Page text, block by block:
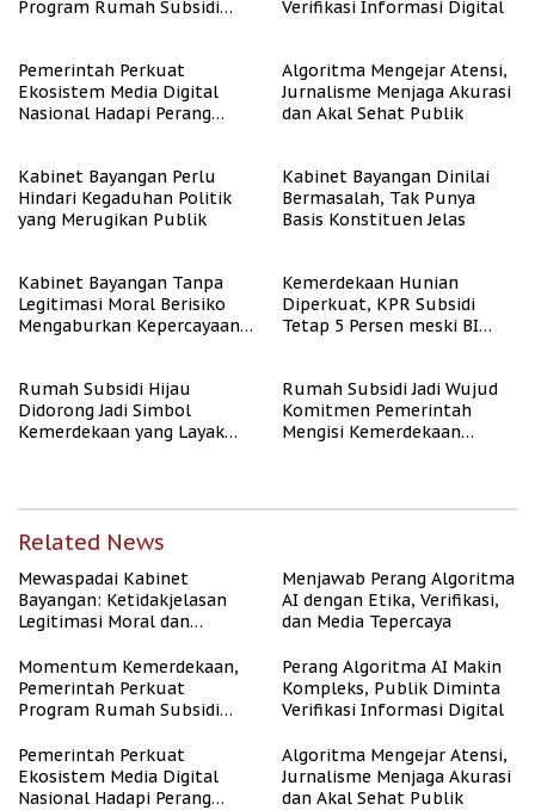
Program Rumah Subsidi
Verifikasi Informasi Digital
Pemerintah Perkuat
Ekosistem Media Digital
Nasional Hadapi Perang
Algoritma Mengejar Atensi,
Jurnalisme Menjaga Akurasi
dan Akal Sehat Publik
Kabinet Bayangan Perlu
Hindari Kegaduhan Politik
yang Merugikan Publik
Kabinet Bayangan Dinilai
Bermasalah, Tak Punya
Basis Konstituen Jelas
Kabinet Bayangan Tanpa
Legitimasi Moral Berisiko
Mengaburkan Kepercayaan
Kemerdekaan Hunian
Diperkuat, KPR Subsidi
Tetap 5 Persen meski BI
Rumah Subsidi Hijau
Didorong Jadi Simbol
Kemerdekaan yang Layak
Rumah Subsidi Jadi Wujud
Komitmen Pemerintah
Mengisi Kemerdekaan
Related News
Mewaspadai Kabinet
Bayangan: Ketidakjelasan
Legitimasi Moral dan
Menjawab Perang Algoritma
AI dengan Etika, Verifikasi,
dan Media Tepercaya
Momentum Kemerdekaan,
Pemerintah Perkuat
Program Rumah Subsidi
Berpenghasilan Rendah
Perang Algoritma AI Makin
Kompleks, Publik Diminta
Verifikasi Informasi Digital
Pemerintah Perkuat
Ekosistem Media Digital
Nasional Hadapi Perang
Algoritma Mengejar Atensi,
Jurnalisme Menjaga Akurasi
dan Akal Sehat Publik